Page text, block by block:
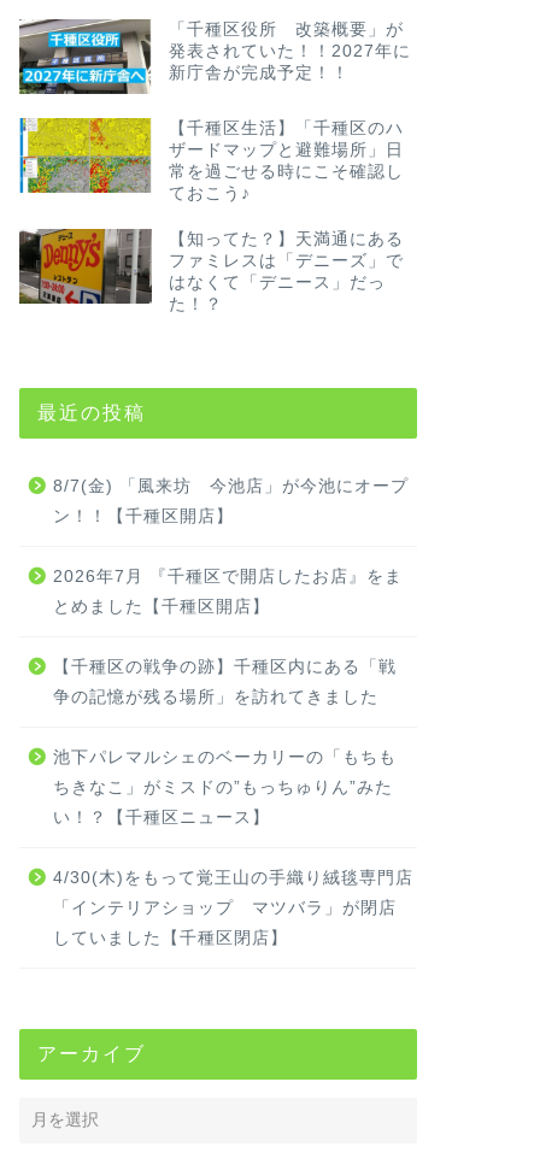
「千種区役所 改築概要」が
発表されていた！！2027年に
新庁舎が完成予定！！
【千種区生活】「千種区のハ
ザードマップと避難場所」日
常を過ごせる時にこそ確認し
ておこう♪
【知ってた？】天満通にある
ファミレスは「デニーズ」で
はなくて「デニース」だっ
た！？
最近の投稿
8/7(金) 「風来坊 今池店」が今池にオープ
ン！！【千種区開店】
2026年7月 『千種区で開店したお店』をま
とめました【千種区開店】
【千種区の戦争の跡】千種区内にある「戦
争の記憶が残る場所」を訪れてきました
池下パレマルシェのベーカリーの「もちも
ちきなこ」がミスドの”もっちゅりん”みた
い！？【千種区ニュース】
4/30(木)をもって覚王山の手織り絨毯専門店
「インテリアショップ マツバラ」が閉店
していました【千種区閉店】
アーカイブ